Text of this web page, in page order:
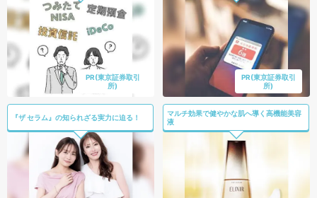
PR(東京証券取引
所)
PR(東京証券取引
所)
『ザ セラム』の知られざる実力に迫る！
マルチ効果で健やかな肌へ導く高機能美容
液